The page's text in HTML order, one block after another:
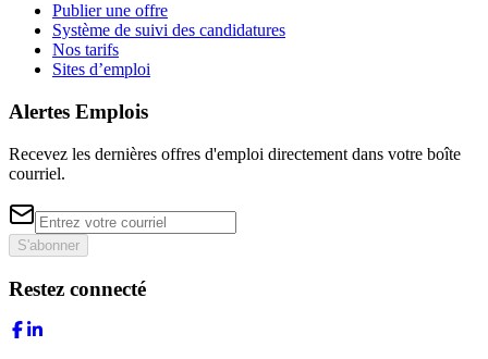
Publier une offre
Système de suivi des candidatures
Nos tarifs
Sites d’emploi
Alertes Emplois
Recevez les dernières offres d'emploi directement dans votre boîte
courriel.
S'abonner
Restez connecté